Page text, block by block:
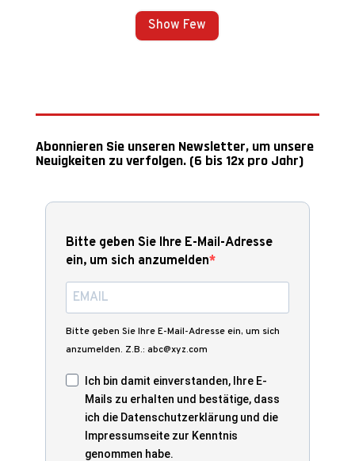
Show Few
Abonnieren Sie unseren Newsletter, um unsere
Neuigkeiten zu verfolgen. (6 bis 12x pro Jahr)
Bitte geben Sie Ihre E-Mail-Adresse
ein, um sich anzumelden
Bitte geben Sie Ihre E-Mail-Adresse ein, um sich
anzumelden. Z.B.: abc@xyz.com
Ich bin damit einverstanden, Ihre E-
Mails zu erhalten und bestätige, dass
ich die Datenschutzerklärung und die
Impressumseite zur Kenntnis
genommen habe.